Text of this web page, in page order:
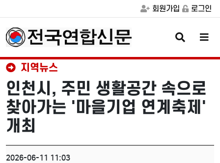
회원가입 로그인
검
색
버
메
버
지역뉴스
인천시, 주민 생활공간 속으로
찾아가는 '마을기업 연계축제'
개최
2026-06-11 11:03